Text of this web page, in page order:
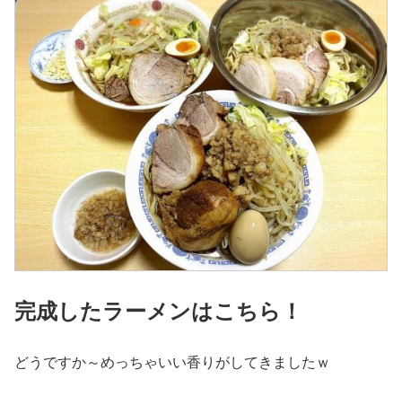
完成したラーメンはこちら！
どうですか～めっちゃいい香りがしてきましたｗ